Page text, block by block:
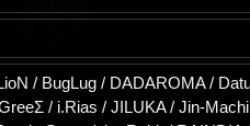
/ BugLug / DADAROMA /
/ i.Rias / JILUKA / Jin-